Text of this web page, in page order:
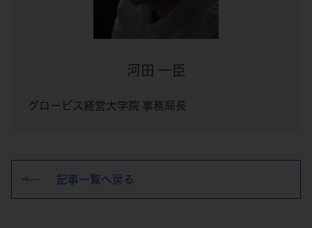
河田 一臣
グロービス経営大学院 事務局長
記事一覧へ戻る